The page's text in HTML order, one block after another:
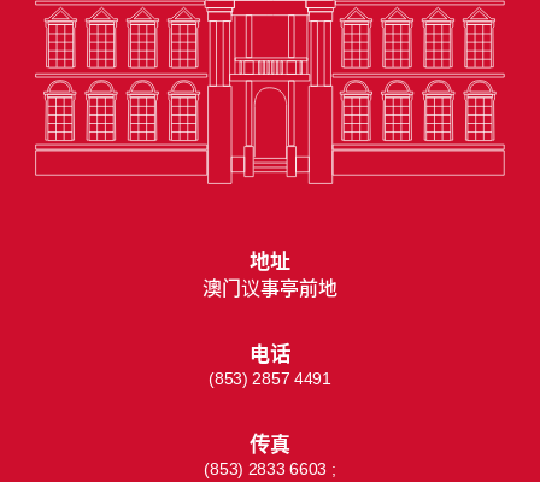
地址
澳门议事亭前地
电话
(853) 2857 4491
传真
(853) 2833 6603 ;